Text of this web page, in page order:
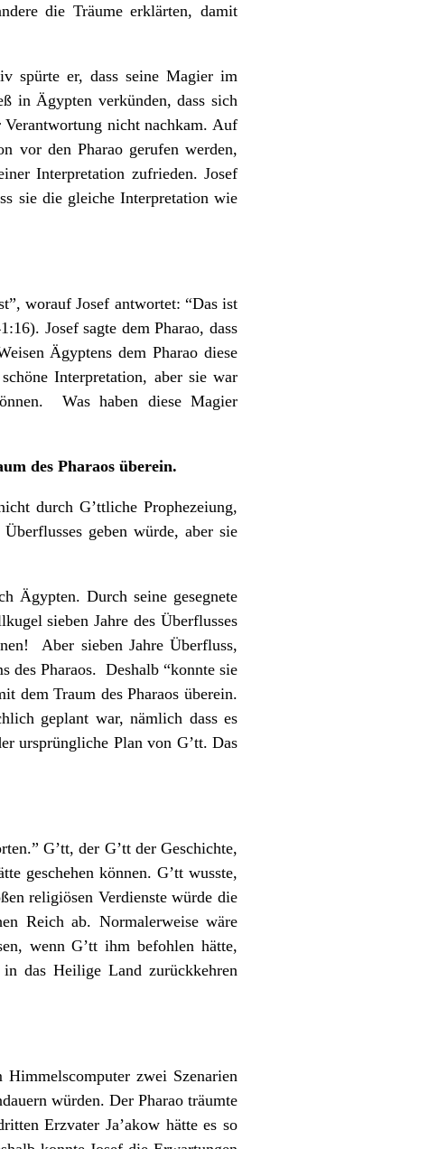
die Träume erklärten, damit
spürte er, dass seine Magier im
in Ägypten verkünden, dass sich
nicht nachkam. Auf
vor den Pharao gerufen werden,
Interpretation zufrieden. Josef
sie die gleiche Interpretation wie
worauf Josef antwortet: “Das ist
Josef sagte dem Pharao, dass
Ägyptens dem Pharao diese
Interpretation, aber sie war
Was haben diese Magier
des Pharaos überein.
durch G’ttliche Prophezeiung,
geben würde, aber sie
Ägypten. Durch seine gesegnete
sieben Jahre des Überflusses
Aber sieben Jahre Überfluss,
des Pharaos. Deshalb “konnte sie
dem Traum des Pharaos überein.
geplant war, nämlich dass es
ursprüngliche Plan von G’tt. Das
G’tt, der G’tt der Geschichte,
geschehen können. G’tt wusste,
religiösen Verdienste würde die
Reich ab. Normalerweise wäre
wenn G’tt ihm befohlen hätte,
das Heilige Land zurückkehren
zwei Szenarien
würden. Der Pharao träumte
Erzvater Ja’akow hätte es so